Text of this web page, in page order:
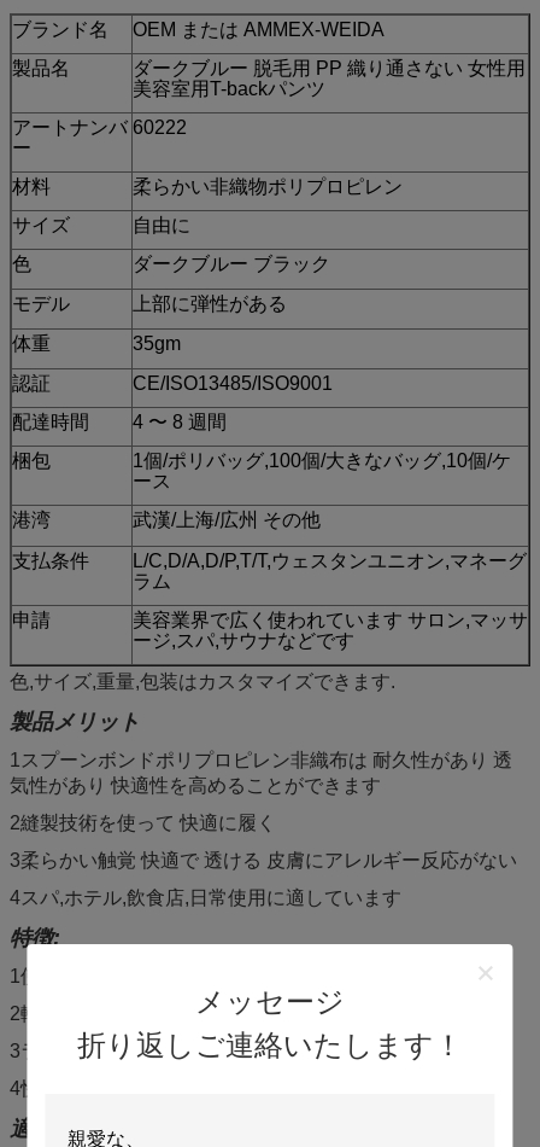
メッセージ
折り返しご連絡いたします！
ブランド名
OEM または AMMEX-WEIDA
製品名
ダークブルー 脱毛用 PP 織り通さない 女性用
美容室用T-backパンツ
アートナンバ
ー
60222
材料
柔らかい非織物ポリプロピレン
サイズ
自由に
色
ダークブルー ブラック
モデル
上部に弾性がある
体重
35gm
認証
CE/ISO13485/ISO9001
配達時間
4 〜 8 週間
梱包
1個/ポリバッグ,100個/大きなバッグ,10個/ケ
ース
港湾
武漢/上海/広州 その他
支払条件
L/C,D/A,D/P,T/T,ウェスタンユニオン,マネーグ
ラム
申請
美容業界で広く使われています サロン,マッサ
ージ,スパ,サウナなどです
色,サイズ,重量,包装はカスタマイズできます.
製品メリット
1スプーンボンドポリプロピレン非織布は 耐久性があり 透
気性があり 快適性を高めることができます
2縫製技術を使って 快適に履く
3柔らかい触覚 快適で 透ける 皮膚にアレルギー反応がない
4スパ,ホテル,飲食店,日常使用に適しています
特徴:
1使い捨て品
2軽量
3ラテックスフリー
4快適に
適用: